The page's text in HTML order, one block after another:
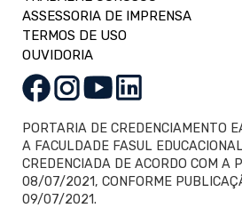
ASSESSORIA DE IMPRENSA
TERMOS DE USO
OUVIDORIA
PORTARIA DE CREDENCIAMENTO
A FACULDADE FASUL
CREDENCIADA DE ACORDO COM A
08/07/2021, CONFORME
09/07/2021.